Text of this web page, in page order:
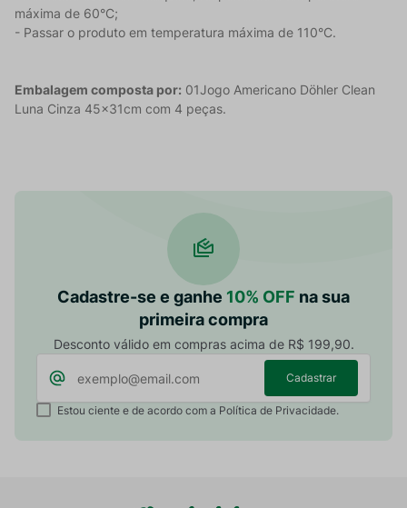
máxima de 60°C;
- Passar o produto em temperatura máxima de 110°C.
Embalagem composta por: 01Jogo Americano Döhler Clean
Luna Cinza 45x31cm com 4 peças.
Cadastre-se e ganhe 10% OFF na sua
primeira compra
Desconto válido em compras acima de R$ 199,90.
Cadastrar
Estou ciente e de acordo com a Política de Privacidade.